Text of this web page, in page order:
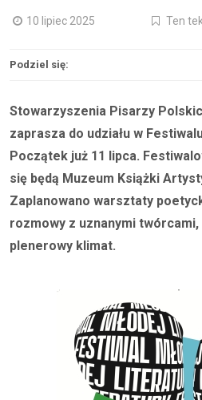
10 lipiec 2025 Ten
Podziel się:
Stowarzyszenia Pisarzy
zaprasza do udziału w
Początek już 11 lipca.
się będą Muzeum Książki
Zaplanowano warsztaty
rozmowy z uznanymi
plenerowy klimat.